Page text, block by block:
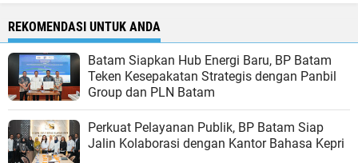
REKOMENDASI UNTUK ANDA
Batam Siapkan Hub Energi Baru, BP Batam
Teken Kesepakatan Strategis dengan Panbil
Group dan PLN Batam
Perkuat Pelayanan Publik, BP Batam Siap
Jalin Kolaborasi dengan Kantor Bahasa Kepri